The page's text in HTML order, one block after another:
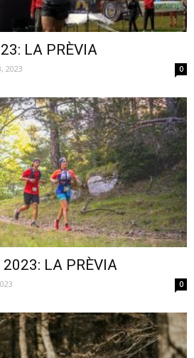
LA PRÈVIA
2023 0
LA PRÈVIA
0